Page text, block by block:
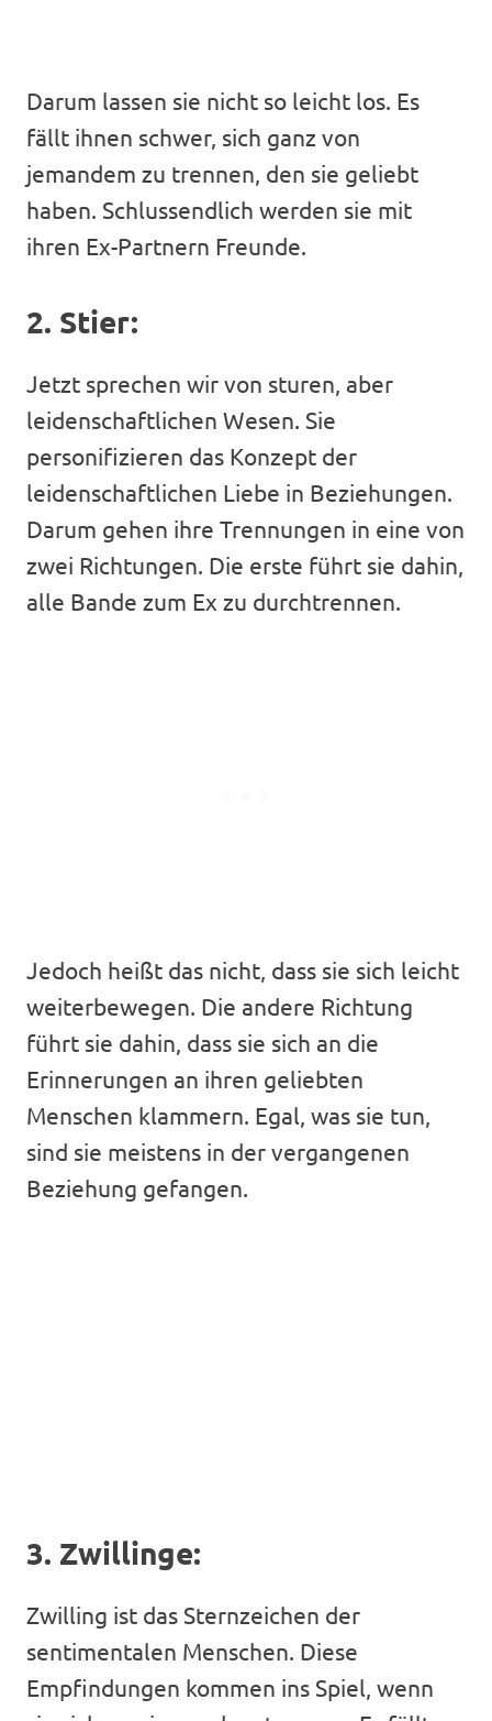
Darum lassen sie nicht so leicht los. Es
fällt ihnen schwer, sich ganz von
jemandem zu trennen, den sie geliebt
haben. Schlussendlich werden sie mit
ihren Ex-Partnern Freunde.
2. Stier:
Jetzt sprechen wir von sturen, aber
leidenschaftlichen Wesen. Sie
personifizieren das Konzept der
leidenschaftlichen Liebe in Beziehungen.
Darum gehen ihre Trennungen in eine von
zwei Richtungen. Die erste führt sie dahin,
alle Bande zum Ex zu durchtrennen.
Jedoch heißt das nicht, dass sie sich leicht
weiterbewegen. Die andere Richtung
führt sie dahin, dass sie sich an die
Erinnerungen an ihren geliebten
Menschen klammern. Egal, was sie tun,
sind sie meistens in der vergangenen
Beziehung gefangen.
3. Zwillinge:
Zwilling ist das Sternzeichen der
sentimentalen Menschen. Diese
Empfindungen kommen ins Spiel, wenn